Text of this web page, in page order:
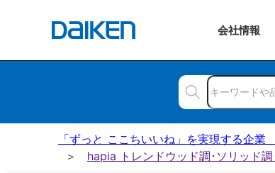
会社情報
「ずっと ここちいいね」を実現する企
hapia トレンドウッド調･ソリッド